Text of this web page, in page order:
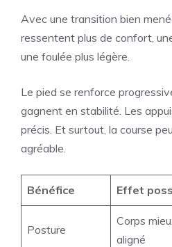
Avec une transition bien
ressentent plus de confort,
une foulée plus légère.
Le pied se renforce
gagnent en stabilité. Les
précis. Et surtout, la course
agréable.
Bénéfice Effet
Posture
Corps
aligné